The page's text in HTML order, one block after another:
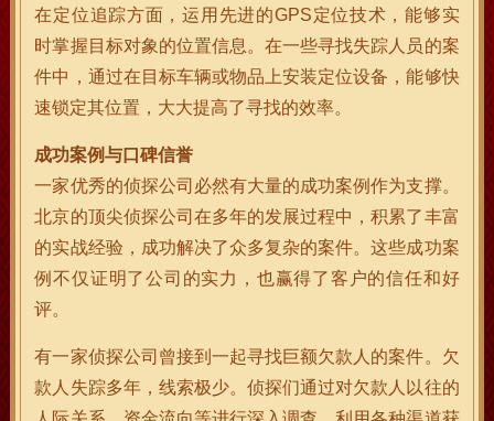
在定位追踪方面，运用先进的GPS定位技术，能够实
时掌握目标对象的位置信息。在一些寻找失踪人员的案
件中，通过在目标车辆或物品上安装定位设备，能够快
速锁定其位置，大大提高了寻找的效率。
成功案例与口碑信誉
一家优秀的侦探公司必然有大量的成功案例作为支撑。
北京的顶尖侦探公司在多年的发展过程中，积累了丰富
的实战经验，成功解决了众多复杂的案件。这些成功案
例不仅证明了公司的实力，也赢得了客户的信任和好
评。
有一家侦探公司曾接到一起寻找巨额欠款人的案件。欠
款人失踪多年，线索极少。侦探们通过对欠款人以往的